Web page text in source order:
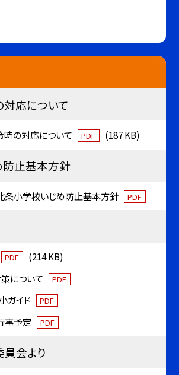
応について
時の対応について PDF (187 KB)
止基本方針
条小学校いじめ防止基本方針 PDF
PDF
(214 KB)
について
PDF
ガイド PDF
事予定 PDF
会より